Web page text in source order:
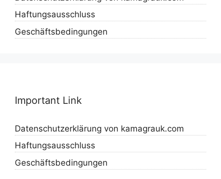
Haftungsausschluss
Geschäftsbedingungen
Important Link
Datenschutzerklärung von kamagrauk.com
Haftungsausschluss
Geschäftsbedingungen